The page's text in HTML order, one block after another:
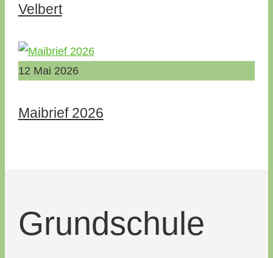
Velbert
12 Mai 2026
Maibrief 2026
Grund­­schule